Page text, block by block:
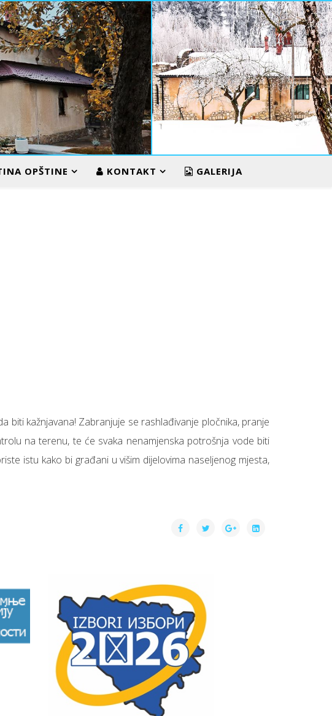
OPŠTINE KONTAKT GALERIJA
kažnjavana! Zabranjuje se rashlađivanje pločnika, pranje
na terenu, te će svaka nenamjenska potrošnja vode biti
istu kako bi građani u višim dijelovima naseljenog mjesta,